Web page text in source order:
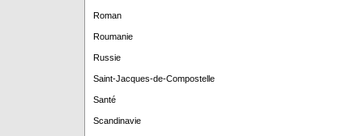
Roman
Roumanie
Russie
Saint-Jacques-de-Compostelle
Santé
Scandinavie